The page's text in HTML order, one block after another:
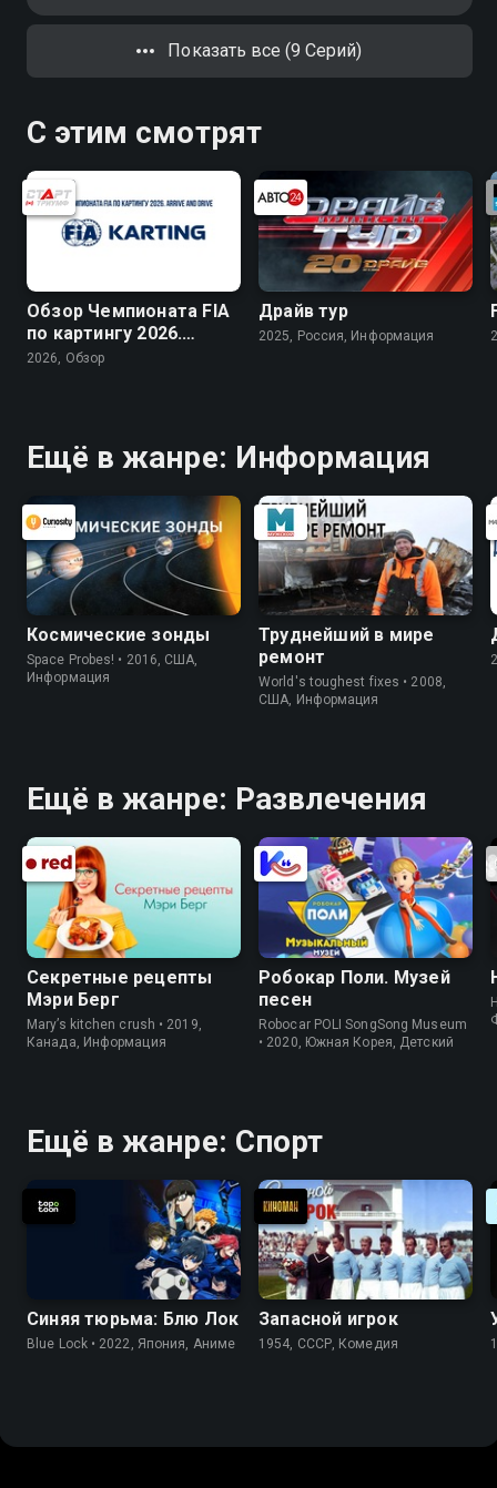
телезвездой, а Ченнинг Тейтум
рассказывает о своём пути от
голодающего студента до звезды
Показать все (9 Серий)
С этим смотрят
Обзор Чемпионата FIA
по картингу 2026.
Arrive and Drive
2026, Обзор
Драйв тур
2025, Россия, Информация
Ещё в жанре: Информация
Космические зонды
Space Probes! • 2016, США,
Информация
Труднейший в мире
ремонт
World's toughest fixes • 2008,
США, Информация
Ещё в жанре: Развлечения
Секретные рецепты
Мэри Берг
Mary’s kitchen crush • 2019,
Канада, Информация
Робокар Поли. Музей
песен
Robocar POLI SongSong Museum
• 2020, Южная Корея, Детский
Ещё в жанре: Спорт
Синяя тюрьма: Блю Лок
Blue Lock • 2022, Япония, Аниме
Запасной игрок
1954, СССР, Комедия